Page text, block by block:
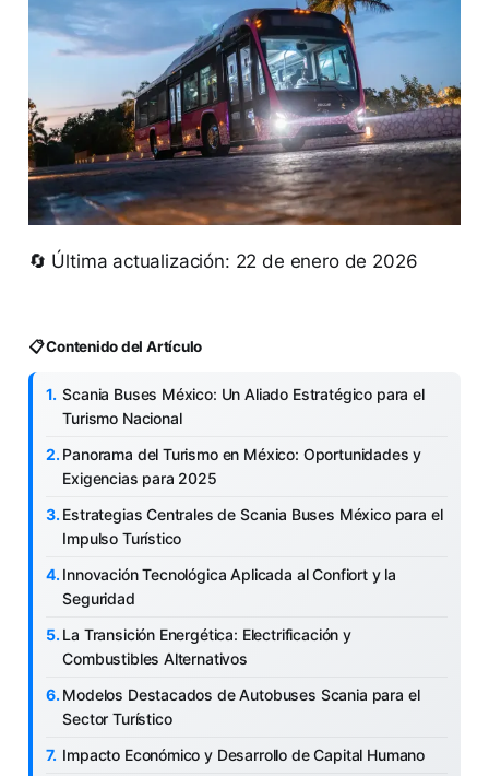
🔄 Última actualización: 22 de enero de 2026
📋 Contenido del Artículo
Scania Buses México: Un Aliado Estratégico para el
Turismo Nacional
Panorama del Turismo en México: Oportunidades y
Exigencias para 2025
Estrategias Centrales de Scania Buses México para el
Impulso Turístico
Innovación Tecnológica Aplicada al Confiort y la
Seguridad
La Transición Energética: Electrificación y
Combustibles Alternativos
Modelos Destacados de Autobuses Scania para el
Sector Turístico
Impacto Económico y Desarrollo de Capital Humano